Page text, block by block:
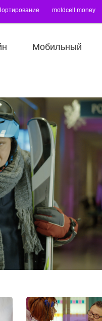
moldcell money
Мобильный
00:00